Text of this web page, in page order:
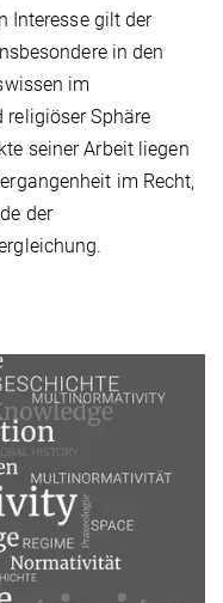
Interesse gilt der
in den
im
Sphäre
seiner Arbeit liegen
im Recht,
der